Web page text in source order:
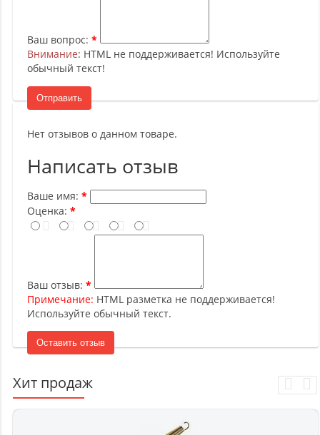
Ваш вопрос:
Внимание: HTML не поддерживается! Используйте
обычный текст!
Отправить
Нет отзывов о данном товаре.
Написать отзыв
Ваше имя:
Оценка:
Ваш отзыв:
Примечание: HTML разметка не поддерживается!
Используйте обычный текст.
Оставить отзыв
Хит продаж